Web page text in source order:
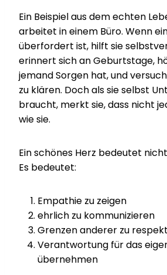
Ein Beispiel aus dem echten
arbeitet in einem Büro. Wenn
überfordert ist, hilft sie
erinnert sich an Geburtstage,
jemand Sorgen hat, und
zu klären. Doch als sie selbst
braucht, merkt sie, dass nicht
wie sie.
Ein schönes Herz bedeutet
Es bedeutet:
Empathie zu zeigen
ehrlich zu kommunizieren
Grenzen anderer zu
Verantwortung für das
übernehmen